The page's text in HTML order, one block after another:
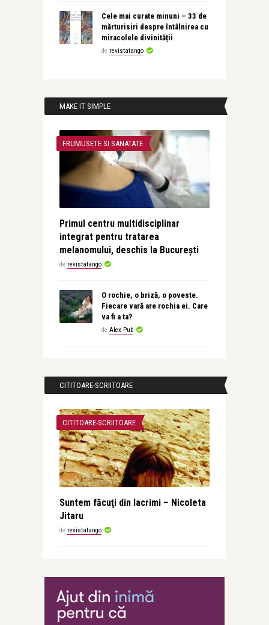
Cele mai curate minuni – 33 de
mărturisiri despre întâlnirea cu
miracolele divinității
de revistatango
MAKE IT SIMPLE
FRUMUSETE SI SANATATE
Primul centru multidisciplinar
integrat pentru tratarea
melanomului, deschis la București
de revistatango
O rochie, o briză, o poveste.
Fiecare vară are rochia ei. Care
va fi a ta?
de Alex Pub
CITITOARE-SCRIITOARE
CITITOARE-SCRIITOARE
Suntem făcuţi din lacrimi – Nicoleta
Jitaru
de revistatango